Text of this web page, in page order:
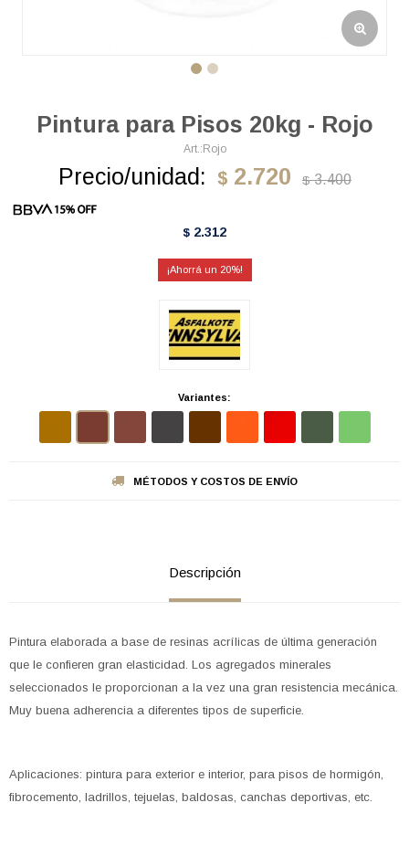
Pintura para Pisos 20kg - Rojo
Rojo
Precio/unidad: $ 2.720 $ 3.400
$ 2.312
20
Variantes:
MÉTODOS Y COSTOS DE ENVÍO
Descripción
Pintura elaborada a base de resinas acrílicas de última generación
que le confieren gran elasticidad. Los agregados minerales
seleccionados le proporcionan a la vez una gran resistencia mecánica.
Muy buena adherencia a diferentes tipos de superficie.
Aplicaciones: pintura para exterior e interior, para pisos de hormigón,
fibrocemento, ladrillos, tejuelas, baldosas, canchas deportivas, etc.